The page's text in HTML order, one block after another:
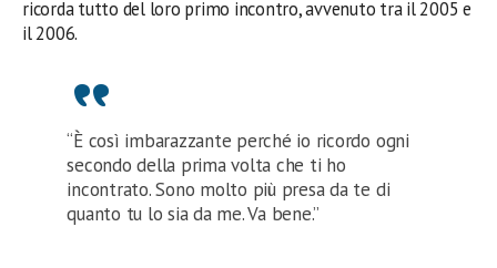
ricorda tutto del loro primo incontro, avvenuto tra il 2005 e
il 2006.
“È così imbarazzante perché io ricordo ogni
secondo della prima volta che ti ho
incontrato. Sono molto più presa da te di
quanto tu lo sia da me. Va bene.”